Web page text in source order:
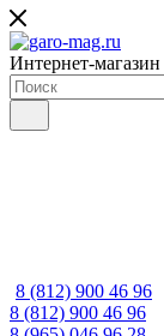
Интернет-магазин
8 (812) 900 46 96
8 (812) 900 46 96